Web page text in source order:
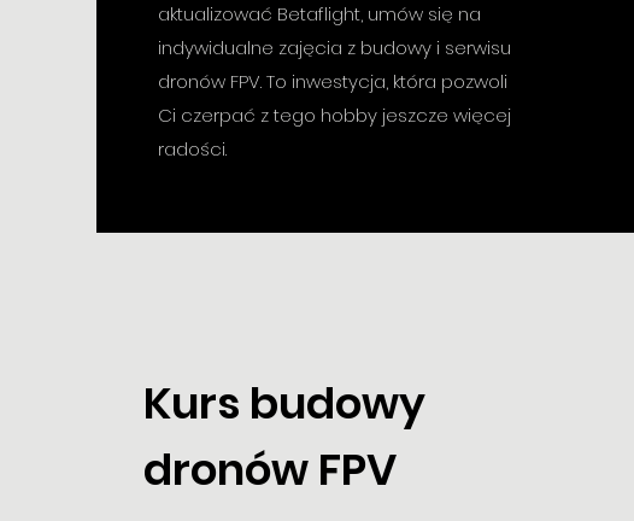
aktualizować Betaflight, umów się na
indywidualne zajęcia z budowy i serwisu
dronów FPV. To inwestycja, która pozwoli
Ci czerpać z tego hobby jeszcze więcej
radości.
Kurs budowy
dronów FPV